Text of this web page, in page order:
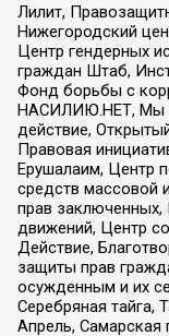
Лилит,
Нижегородский
Центр гендерных
граждан Штаб,
Фонд борьбы с
НАСИЛИЮ.НЕТ, Мы
действие,
Правовая
Ерушалаим, Центр
средств массовой
прав заключенных,
движений, Центр
Действие,
защиты прав
осужденным и их
Серебряная тайга,
Апрель, Самарская